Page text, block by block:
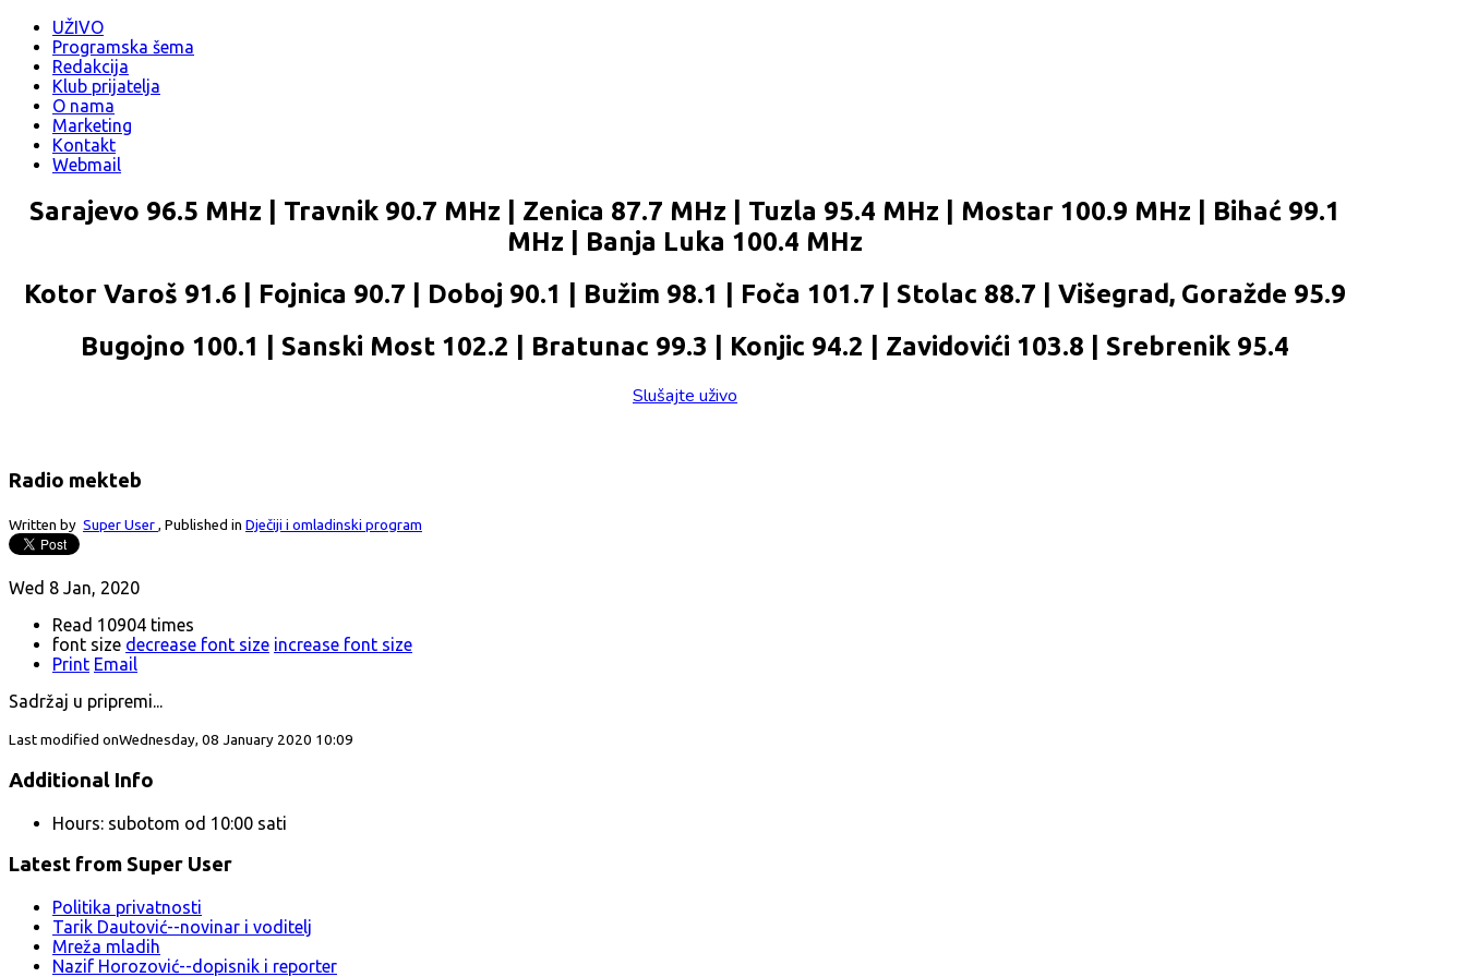
UŽIVO
Programska šema
Redakcija
Klub prijatelja
O nama
Marketing
Kontakt
Webmail
Sarajevo 96.5 MHz | Travnik 90.7 MHz | Zenica 87.7 MHz | Tuzla 95.4 MHz | Mostar 100.9 MHz | Bihać 99.1
MHz | Banja Luka 100.4 MHz
Kotor Varoš 91.6 | Fojnica 90.7 | Doboj 90.1 | Bužim 98.1 | Foča 101.7 | Stolac 88.7 | Višegrad, Goražde 95.9
Bugojno 100.1 | Sanski Most 102.2 | Bratunac 99.3 | Konjic 94.2 | Zavidovići 103.8 | Srebrenik 95.4
Slušajte uživo
Radio mekteb
Written by Super User , Published in Dječiji i omladinski program
Wed 8 Jan, 2020
Read 10904 times
font size decrease font size increase font size
Print Email
Sadržaj u pripremi...
Last modified onWednesday, 08 January 2020 10:09
Additional Info
Hours: subotom od 10:00 sati
Latest from Super User
Politika privatnosti
Tarik Dautović--novinar i voditelj
Mreža mladih
Nazif Horozović--dopisnik i reporter